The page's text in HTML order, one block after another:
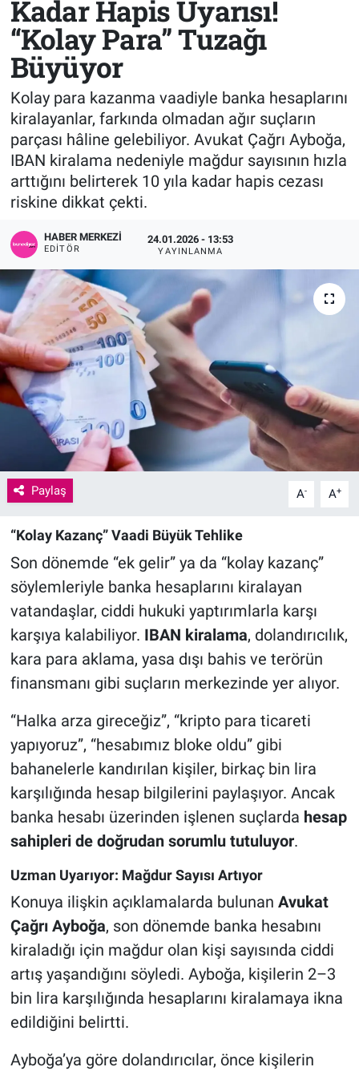
Kadar Hapis Uyarısı!
“Kolay Para” Tuzağı
Büyüyor
Kolay para kazanma vaadiyle banka hesaplarını
kiralayanlar, farkında olmadan ağır suçların
parçası hâline gelebiliyor. Avukat Çağrı Ayboğa,
IBAN kiralama nedeniyle mağdur sayısının hızla
arttığını belirterek 10 yıla kadar hapis cezası
riskine dikkat çekti.
HABER MERKEZI
EDITÖR
24.01.2026 - 13:53
YAYINLANMA
Paylaş A- A+
“Kolay Kazanç” Vaadi Büyük Tehlike
Son dönemde “ek gelir” ya da “kolay kazanç”
söylemleriyle banka hesaplarını kiralayan
vatandaşlar, ciddi hukuki yaptırımlarla karşı
karşıya kalabiliyor. IBAN kiralama, dolandırıcılık,
kara para aklama, yasa dışı bahis ve terörün
finansmanı gibi suçların merkezinde yer alıyor.
“Halka arza gireceğiz”, “kripto para ticareti
yapıyoruz”, “hesabımız bloke oldu” gibi
bahanelerle kandırılan kişiler, birkaç bin lira
karşılığında hesap bilgilerini paylaşıyor. Ancak
banka hesabı üzerinden işlenen suçlarda hesap
sahipleri de doğrudan sorumlu tutuluyor.
Uzman Uyarıyor: Mağdur Sayısı Artıyor
Konuya ilişkin açıklamalarda bulunan Avukat
Çağrı Ayboğa, son dönemde banka hesabını
kiraladığı için mağdur olan kişi sayısında ciddi
artış yaşandığını söyledi. Ayboğa, kişilerin 2–3
bin lira karşılığında hesaplarını kiralamaya ikna
edildiğini belirtti.
Ayboğa’ya göre dolandırıcılar, önce kişilerin
Sağlık
Spor
Teknoloji
Tv Medya
KÜLTÜR SANAT